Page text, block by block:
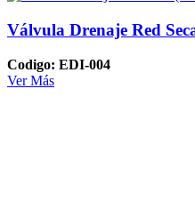
Válvula Drenaje Red
Codigo: EDI-004
Ver Más